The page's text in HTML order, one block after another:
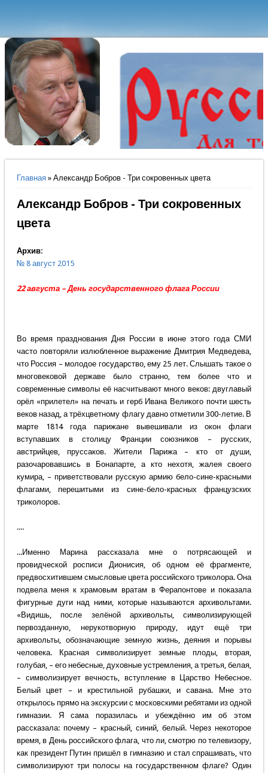
Вы здесь
Главная» Александр Бобров - Три сокровенных цвета
Александр Бобров - Три сокровенных
цвета
Архив:
№ 8 август 2015
22 августа – День государственного флага России
Во время празднования Дня России в июне этого года СМИ
часто повторяли излюбленное выражение Дмитрия Медведева,
что Россия – молодое государство, ему 25 лет. Слышать такое о
многовековой державе было странно, тем более что и
современные символы её насчитывают много веков: двуглавый
орёл «прилетел» на печать и герб Ивана Великого почти шесть
веков назад, а трёхцветному флагу давно отметили 300-летие. В
марте 1814 года парижане вывешивали из окон флаги
вступавших в столицу Франции союзников – русских,
австрийцев, пруссаков. Жители Парижа – кто от души,
разочаровавшись в Бонапарте, а кто нехотя, жалея своего
кумира, – приветствовали русскую армию бело-сине-красными
флагами, перешитыми из сине-бело-красных французских
триколоров.
....
...Именно Марина рассказала мне о потрясающей и
провидческой росписи Дионисия, об одном её фрагменте,
предвосхитившем смысловые цвета российского триколора. Она
подвела меня к храмовым вратам в Ферапонтове и показала
фигурные дуги над ними, которые называются архивольтами.
«Видишь, после зелёной архивольты, символизирующей
первозданную, нерукотворную природу, идут ещё три
архивольты, обозначающие земную жизнь, деяния и порывы
человека. Красная символизирует земные плоды, вторая,
голубая, – его небесные, духовные устремления, а третья, белая,
– символизирует вечность, вступление в Царство Небесное.
Белый цвет – и крестильной рубашки, и савана. Мне это
открылось прямо на экскурсии с московскими ребятами из одной
гимназии. Я сама поразилась и убеждённо им об этом
рассказала: почему – красный, синий, белый. Через некоторое
время, в День российского флага, что ли, смотрю по телевизору,
как президент Путин пришёл в гимназию и стал спрашивать, что
символизируют три полосы на государственном флаге? Один